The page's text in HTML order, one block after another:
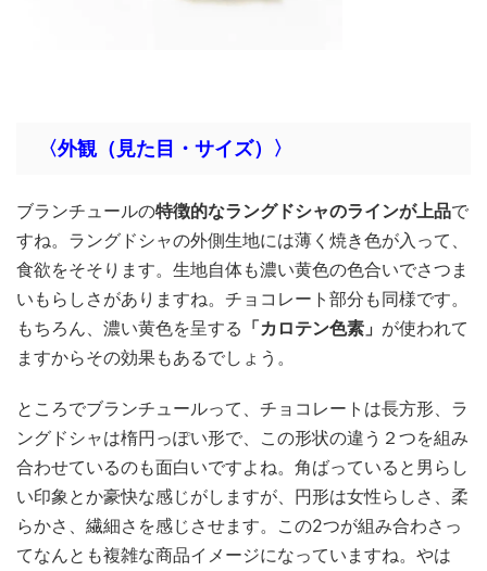
〈外観（見た目・サイズ）〉
ブランチュールの特徴的なラングドシャのラインが上品で
すね。ラングドシャの外側生地には薄く焼き色が入って、
食欲をそそります。生地自体も濃い黄色の色合いでさつま
いもらしさがありますね。チョコレート部分も同様です。
もちろん、濃い黄色を呈する 「カロテン色素」 が使われて
ますからその効果もあるでしょう。
ところでブランチュールって、チョコレートは長方形、ラ
ングドシャは楕円っぽい形で、この形状の違う２つを組み
合わせているのも面白いですよね。角ばっていると男らし
い印象とか豪快な感じがしますが、円形は女性らしさ、柔
らかさ、繊細さを感じさせます。この2つが組み合わさっ
てなんとも複雑な商品イメージになっていますね。やは